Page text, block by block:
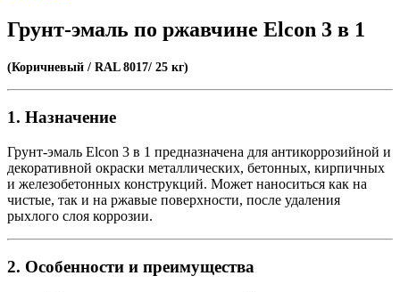
Грунт-эмаль по ржавчине Elcon 3 в 1
(Коричневый / RAL 8017/ 25 кг)
1. Назначение
Грунт-эмаль Elcon 3 в 1 предназначена для антикоррозийной и
декоративной окраски металлических, бетонных, кирпичных
и железобетонных конструкций. Может наноситься как на
чистые, так и на ржавые поверхности, после удаления
рыхлого слоя коррозии.
2. Особенности и преимущества